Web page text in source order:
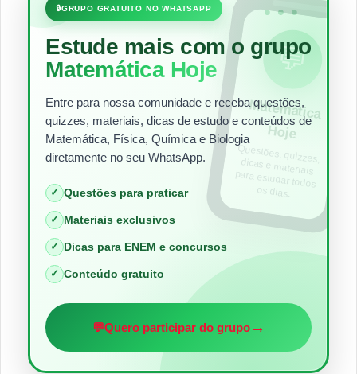
•••
🔒GRUPO GRATUITO NO WHATSAPP
Estude mais com o grupo
Matemática Hoje
Entre para nossa comunidade e receba questões,
quizzes, materiais, dicas de estudo e conteúdos de
Matemática, Física, Química e Biologia
diretamente no seu WhatsApp.
✓ Questões para praticar
✓ Materiais exclusivos
✓ Dicas para ENEM e concursos
✓ Conteúdo gratuito
💬Quero participar do grupo→
💬
Matem
ática
Hoje
Questões, quizzes,
dicas e materiais
para estudar todos
os dias.